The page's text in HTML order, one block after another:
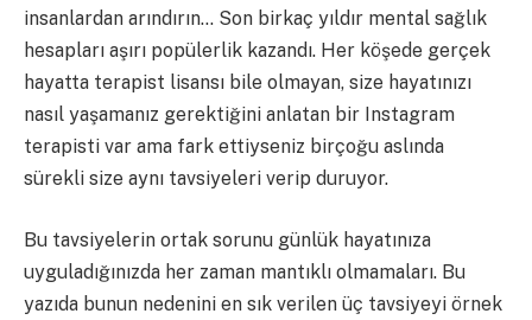
insanlardan arındırın… Son birkaç yıldır mental sağlık
hesapları aşırı popülerlik kazandı. Her köşede gerçek
hayatta terapist lisansı bile olmayan, size hayatınızı
nasıl yaşamanız gerektiğini anlatan bir Instagram
terapisti var ama fark ettiyseniz birçoğu aslında
sürekli size aynı tavsiyeleri verip duruyor.
Bu tavsiyelerin ortak sorunu günlük hayatınıza
uyguladığınızda her zaman mantıklı olmamaları. Bu
yazıda bunun nedenini en sık verilen üç tavsiyeyi örnek